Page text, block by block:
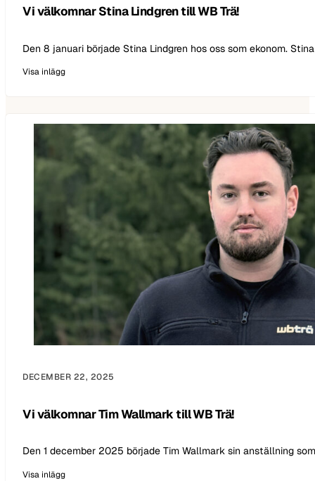
Vi välkomnar Stina Lindgren till WB Trä!
Den 8 januari började Stina Lindgren hos oss som ekonom.
Visa inlägg
DECEMBER 22, 2025
Vi välkomnar Tim Wallmark till WB Trä!
Den 1 december 2025 började Tim Wallmark sin anställning
Visa inlägg